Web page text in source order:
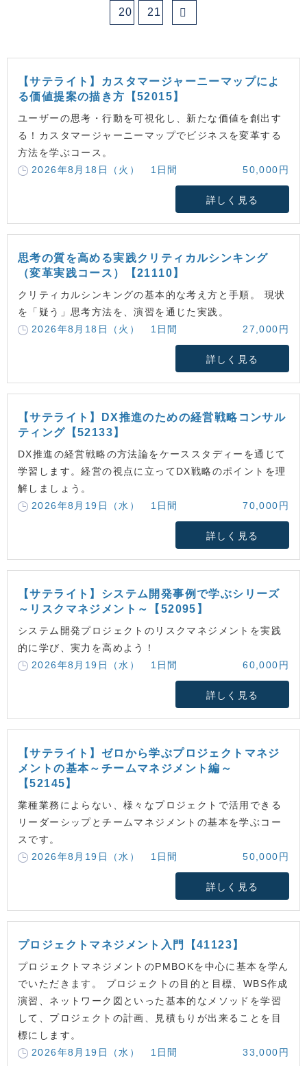
20 21
【サテライト】カスタマージャーニーマップによ
る価値提案の描き方【52015】
ユーザーの思考・行動を可視化し、新たな価値を創出す
る！カスタマージャーニーマップでビジネスを変革する
方法を学ぶコース。
2026年8月18日（火） 1日間
50,000円
詳しく見る
思考の質を高める実践クリティカルシンキング
（変革実践コース）【21110】
クリティカルシンキングの基本的な考え方と手順。 現状
を「疑う」思考方法を、演習を通じた実践。
2026年8月18日（火） 1日間
27,000円
詳しく見る
【サテライト】DX推進のための経営戦略コンサル
ティング【52133】
DX推進の経営戦略の方法論をケーススタディーを通じて
学習します。経営の視点に立ってDX戦略のポイントを理
解しましょう。
2026年8月19日（水） 1日間
70,000円
詳しく見る
【サテライト】システム開発事例で学ぶシリーズ
～リスクマネジメント～【52095】
システム開発プロジェクトのリスクマネジメントを実践
的に学び、実力を高めよう！
2026年8月19日（水） 1日間
60,000円
詳しく見る
【サテライト】ゼロから学ぶプロジェクトマネジ
メントの基本～チームマネジメント編～
【52145】
業種業務によらない、様々なプロジェクトで活用できる
リーダーシップとチームマネジメントの基本を学ぶコー
スです。
2026年8月19日（水） 1日間
50,000円
詳しく見る
プロジェクトマネジメント入門【41123】
プロジェクトマネジメントのPMBOKを中心に基本を学ん
でいただきます。 プロジェクトの目的と目標、WBS作成
演習、ネットワーク図といった基本的なメソッドを学習
して、プロジェクトの計画、見積もりが出来ることを目
標にします。
2026年8月19日（水） 1日間
33,000円